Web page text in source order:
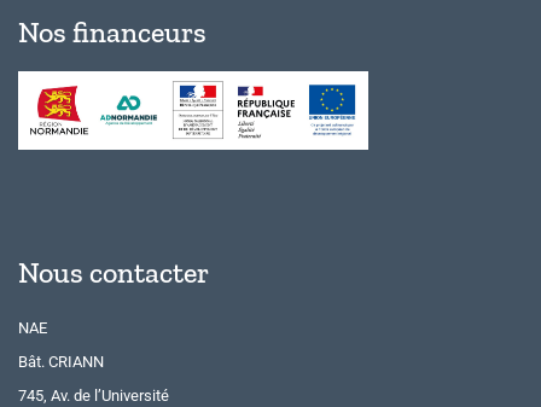
Nos financeurs
Nous contacter
NAE
Bât. CRIANN
745, Av. de l’Université